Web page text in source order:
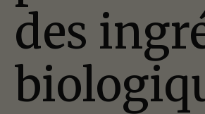
des